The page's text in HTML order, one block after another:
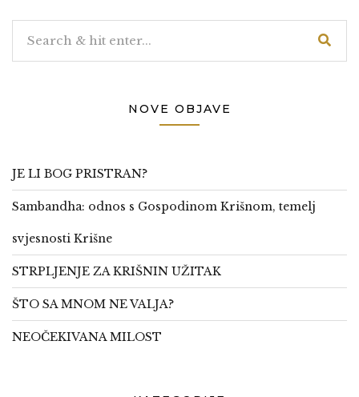
NOVE OBJAVE
JE LI BOG PRISTRAN?
Sambandha: odnos s Gospodinom Krišnom, temelj
svjesnosti Krišne
STRPLJENJE ZA KRIŠNIN UŽITAK
ŠTO SA MNOM NE VALJA?
NEOČEKIVANA MILOST